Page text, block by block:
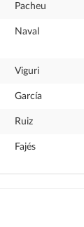
Pacheu
Naval
Viguri
García
Ruiz
Fajés